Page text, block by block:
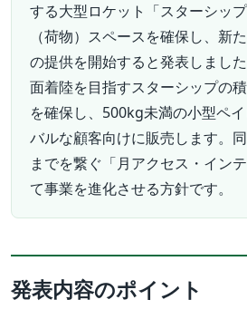
する大型ロケット「スターシッ
（荷物）スペースを確保し、新
の提供を開始すると発表しまし
面着陸を目指すスターシップの
を確保し、500kg未満の小型ペ
バルな顧客向けに販売します。
までを繋ぐ「月アクセス・イン
て事業を進化させる方針です。
発表内容のポイント